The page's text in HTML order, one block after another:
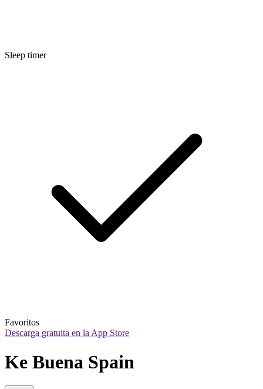
Sleep timer
Favoritos
Descarga gratuita en la App Store
Ke Buena Spain